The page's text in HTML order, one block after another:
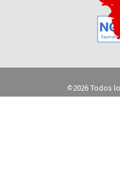
©2026 Todos